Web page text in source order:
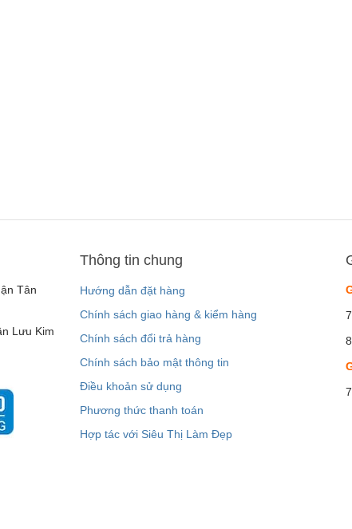
Tân
Lưu Kim
Thông tin chung
Hướng dẫn đặt hàng
Chính sách giao hàng & kiểm hàng
Chính sách đổi trả hàng
Chính sách bảo mật thông tin
Điều khoản sử dụng
Phương thức thanh toán
Hợp tác với Siêu Thị Làm Đẹp